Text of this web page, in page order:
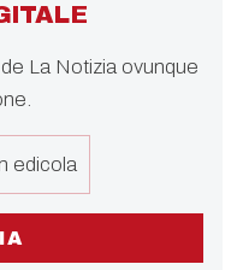
La Notizia ovunque